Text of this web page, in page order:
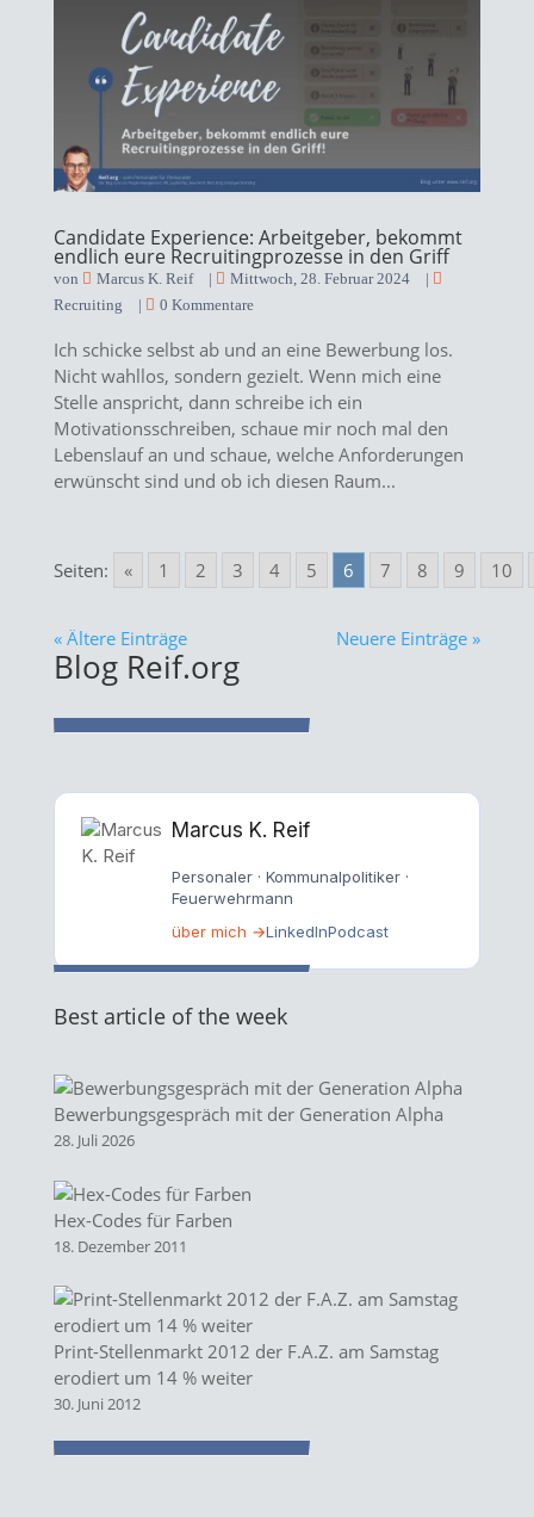
Candidate Experience: Arbeitgeber, bekommt
endlich eure Recruitingprozesse in den Griff
von Marcus K. Reif | Mittwoch, 28. Februar 2024
|
Recruiting
| 0 Kommentare
Ich schicke selbst ab und an eine Bewerbung los.
Nicht wahllos, sondern gezielt. Wenn mich eine
Stelle anspricht, dann schreibe ich ein
Motivationsschreiben, schaue mir noch mal den
Lebenslauf an und schaue, welche Anforderungen
erwünscht sind und ob ich diesen Raum...
Seiten: « 1 2 3 4 5 6 7 8 9 10
« Ältere Einträge Neuere Einträge »
Blog Reif.org
Marcus K. Reif
Personaler · Kommunalpolitiker ·
Feuerwehrmann
über mich →LinkedInPodcast
Best article of the week
Bewerbungsgespräch mit der Generation Alpha
28. Juli 2026
Hex-Codes für Farben
18. Dezember 2011
Print-Stellenmarkt 2012 der F.A.Z. am Samstag
erodiert um 14 % weiter
30. Juni 2012